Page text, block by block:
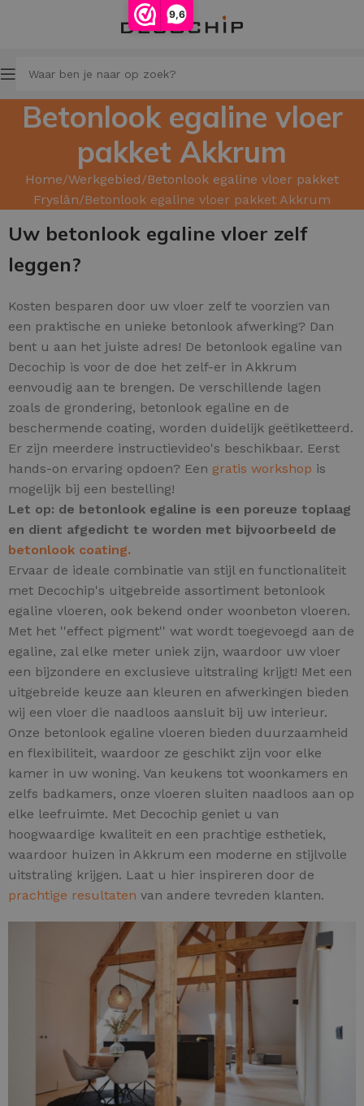
9,6
Betonlook egaline vloer
pakket Akkrum
Home Werkgebied Betonlook egaline vloer pakket
Fryslân Betonlook egaline vloer pakket Akkrum
Uw betonlook egaline vloer zelf
leggen?
Kosten besparen door uw vloer zelf te voorzien van
een praktische en unieke betonlook afwerking? Dan
bent u aan het juiste adres! De betonlook egaline van
Decochip is voor de doe het zelf-er in Akkrum
eenvoudig aan te brengen. De verschillende lagen
zoals de grondering, betonlook egaline en de
beschermende coating, worden duidelijk geëtiketteerd.
Er zijn meerdere instructievideo's beschikbaar. Eerst
hands-on ervaring opdoen? Een gratis workshop is
mogelijk bij een bestelling!
Let op: de betonlook egaline is een poreuze toplaag
en dient afgedicht te worden met bijvoorbeeld de
betonlook coating.
Ervaar de ideale combinatie van stijl en functionaliteit
met Decochip's uitgebreide assortiment betonlook
egaline vloeren, ook bekend onder woonbeton vloeren.
Met het ''effect pigment'' wat wordt toegevoegd aan de
egaline, zal elke meter uniek zijn, waardoor uw vloer
een bijzondere en exclusieve uitstraling krijgt! Met een
uitgebreide keuze aan kleuren en afwerkingen bieden
wij een vloer die naadloos aansluit bij uw interieur.
Onze betonlook egaline vloeren bieden duurzaamheid
en flexibiliteit, waardoor ze geschikt zijn voor elke
kamer in uw woning. Van keukens tot woonkamers en
zelfs badkamers, onze vloeren sluiten naadloos aan op
elke leefruimte. Met Decochip geniet u van
hoogwaardige kwaliteit en een prachtige esthetiek,
waardoor huizen in Akkrum een moderne en stijlvolle
uitstraling krijgen. Laat u hier inspireren door de
prachtige resultaten van andere tevreden klanten.